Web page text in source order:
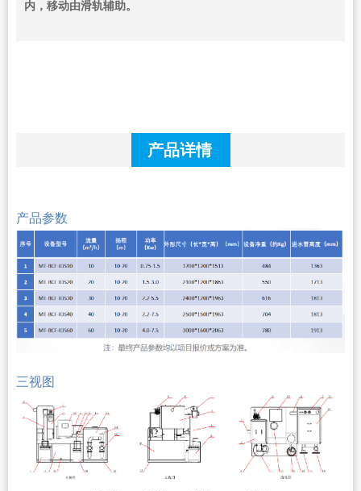
内，移动由滑轨辅助。
产品参数
三视图
产品详情